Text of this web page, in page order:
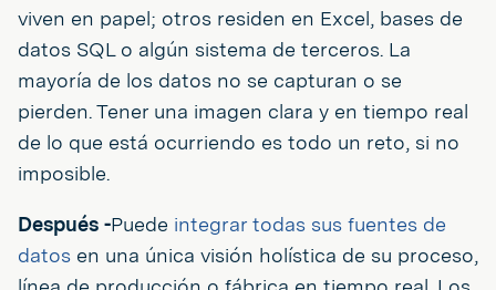
viven en papel; otros residen en Excel, bases de
datos SQL o algún sistema de terceros. La
mayoría de los datos no se capturan o se
pierden. Tener una imagen clara y en tiempo real
de lo que está ocurriendo es todo un reto, si no
imposible.
Después -Puede integrar todas sus fuentes de
datos en una única visión holística de su proceso,